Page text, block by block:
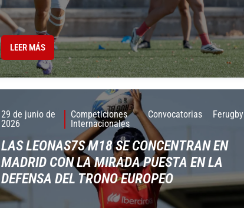
LEER MÁS
29 de junio de
2026
Competiciones
Internacionales
Convocatorias Ferugby
LAS LEONAS7S M18 SE CONCENTRAN EN
MADRID CON LA MIRADA PUESTA EN LA
DEFENSA DEL TRONO EUROPEO